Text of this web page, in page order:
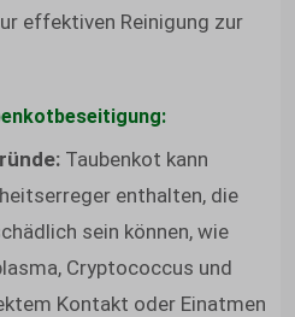
effektiven Reinigung zur
Taubenkot kann
enthalten, die
sein können, wie
Cryptococcus und
Kontakt oder Einatmen